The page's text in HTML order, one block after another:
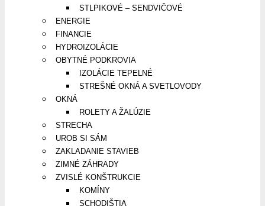
STLPIKOVÉ – SENDVIČOVÉ
ENERGIE
FINANCIE
HYDROIZOLÁCIE
OBYTNÉ PODKROVIA
IZOLÁCIE TEPELNÉ
STREŠNÉ OKNÁ A SVETLOVODY
OKNÁ
ROLETY A ŽALÚZIE
STRECHA
UROB SI SÁM
ZAKLADANIE STAVIEB
ZIMNÉ ZÁHRADY
ZVISLÉ KONŠTRUKCIE
KOMÍNY
SCHODIŠTIA